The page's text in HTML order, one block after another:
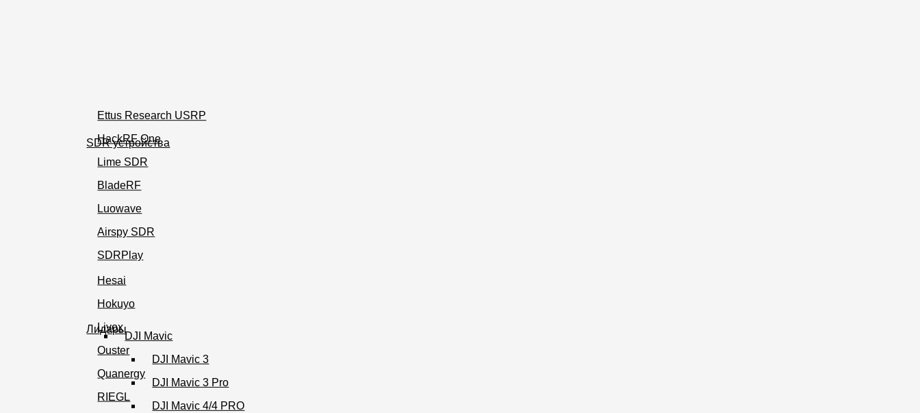
SDR устройства
Ettus Research USRP
HackRF One
Lime SDR
BladeRF
Luowave
Airspy SDR
SDRPlay
Лидары
Hesai
Hokuyo
Livox
Ouster
Quanergy
RIEGL
DJI Mavic
DJI Mavic 3
DJI Mavic 3 Pro
DJI Mavic 4/4 PRO